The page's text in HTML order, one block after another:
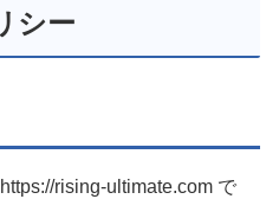
シー
rising-ultimate.com で